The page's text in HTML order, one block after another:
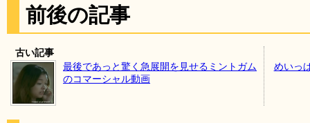
前後の記事
古い記事
最後であっと驚く急展開を見せるミントガム
のコマーシャル動画
めいっ